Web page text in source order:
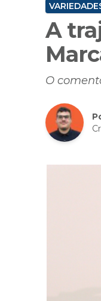
A
O